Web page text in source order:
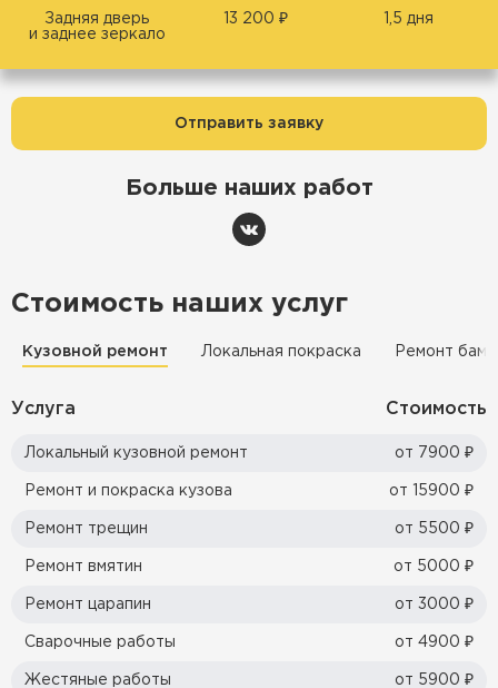
Задняя дверь
и заднее зеркало
13 200 ₽
1,5 дня
Отправить заявку
Больше наших работ
Стоимость наших услуг
Кузовной ремонт Локальная покраска Ремонт
Услуга Стоимость
Локальный кузовной ремонт от 7900 ₽
Ремонт и покраска кузова от 15900 ₽
Ремонт трещин от 5500 ₽
Ремонт вмятин от 5000 ₽
Ремонт царапин от 3000 ₽
Сварочные работы от 4900 ₽
Жестяные работы от 5900 ₽